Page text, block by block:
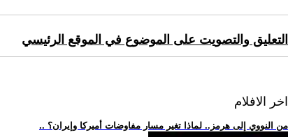
التعليق والتصويت على الموضوع في الموقع الرئيسي
اخر الافلام
.. من النووي إلى هرمز.. لماذا تغير مسار مفاوضات أميركا وإيران؟